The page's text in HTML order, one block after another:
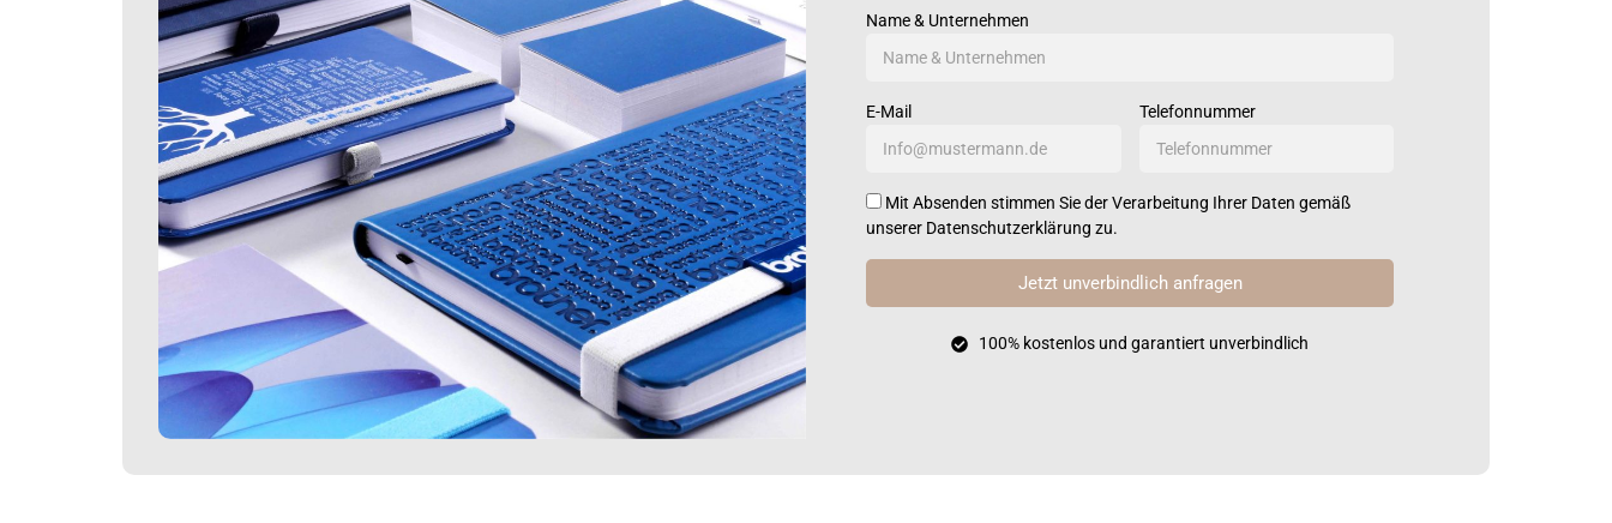
Name & Unternehmen
E-Mail Telefonnummer
Mit Absenden stimmen Sie der Verarbeitung Ihrer Daten gemäß
unserer Datenschutzerklärung zu.
Jetzt unverbindlich anfragen
100% kostenlos und garantiert unverbindlich